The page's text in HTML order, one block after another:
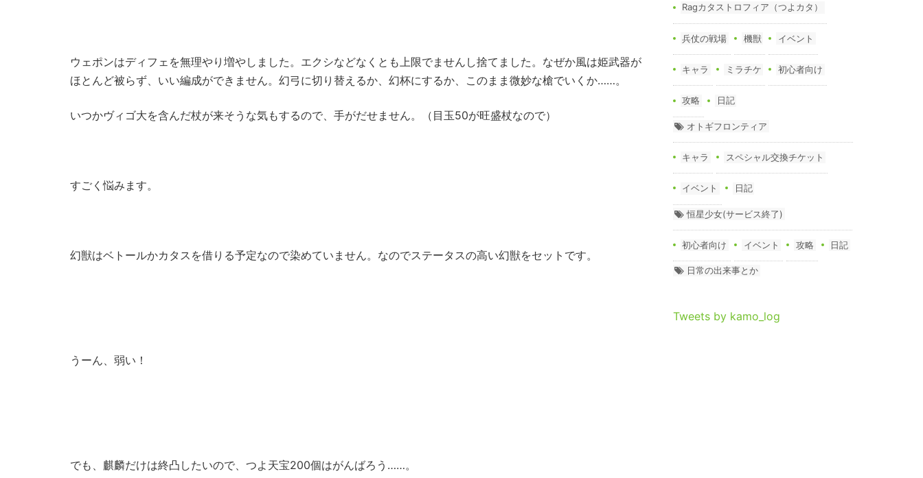
ウェポンはディフェを無理やり増やしました。エクシなどなくとも上限でませんし捨てました。なぜか風は姫武器が
ほとんど被らず、いい編成ができません。幻弓に切り替えるか、幻杯にするか、このまま微妙な槍でいくか……。
いつかヴィゴ大を含んだ杖が来そうな気もするので、手がだせません。（目玉50が旺盛杖なので）
すごく悩みます。
幻獣はベトールかカタスを借りる予定なので染めていません。なのでステータスの高い幻獣をセットです。
うーん、弱い！
でも、麒麟だけは終凸したいので、つよ天宝200個はがんばろう……。
Ragカタストロフィア（つよカタ）
兵仗の戦場 機獣 イベント
キャラ ミラチケ 初心者向け
攻略 日記
オトギフロンティア
キャラ スペシャル交換チケット
イベント 日記
恒星少女(サービス終了)
初心者向け イベント 攻略 日記
日常の出来事とか
Tweets by kamo_log